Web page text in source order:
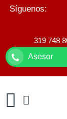
Síguenos:
319 748
Asesor